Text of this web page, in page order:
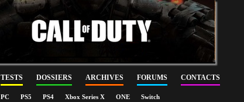
TESTS DOSSIERS ARCHIVES FORUMS CONTACTS
PC PS5 PS4 Xbox Series X ONE Switch